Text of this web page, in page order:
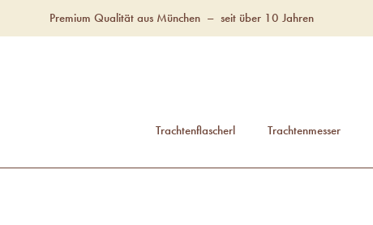
Premium Qualität aus München – seit über 10 Jahren
Trachtenflascherl Trachtenmesser